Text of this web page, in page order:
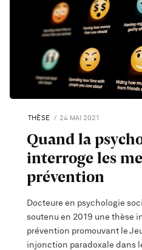
THÈSE 24 MAI 2021
Quand la
interroge les
prévention
Docteure en psychologie
soutenu en 2019 une thèse
prévention promouvant le
injonction paradoxale dans